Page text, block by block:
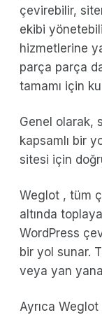
çevirebilir,
ekibi
hizmetlerine
parça parça
tamamı için
Genel olarak,
kapsamlı bir
sitesi için
Weglot , tüm
altında
WordPress
bir yol sunar.
veya yan
Ayrıca